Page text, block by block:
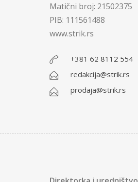
Matični broj: 21502375
PIB: 111561488
www.strik.rs
+381 62 8112 554
redakcija@strik.rs
prodaja@strik.rs